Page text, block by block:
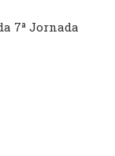
7ª Jornada